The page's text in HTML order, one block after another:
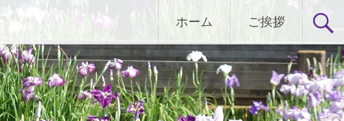
ホーム ご挨拶